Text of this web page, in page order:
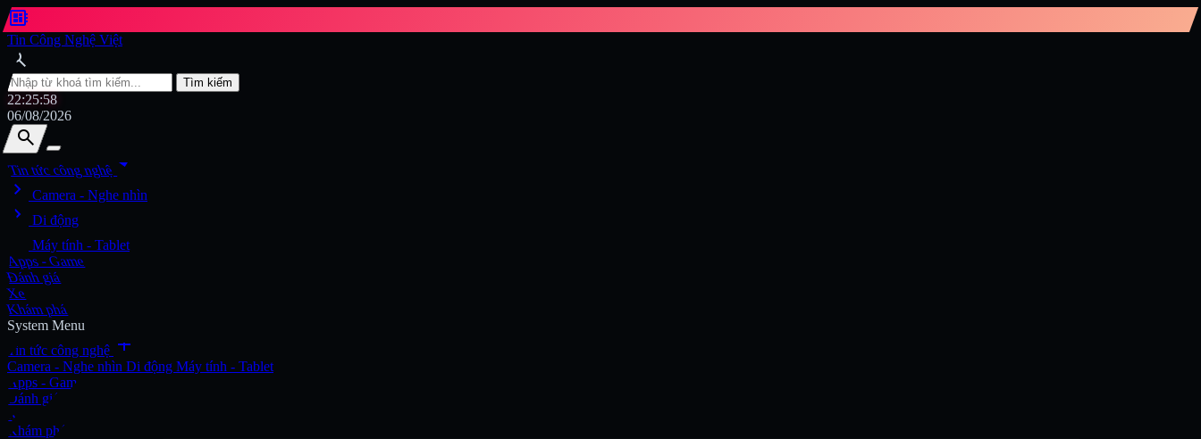
developer_board
Tin Công Nghệ Việt
search
Tìm kiếm
22:26:00
06/08/2026
search
search
Tin tức công nghệarrow_drop_down
chevron_right
Camera - Nghe nhìn
chevron_right Di động
Máy tính - Tablet
Apps - Game
Đánh giá
Xe
Khám phá
System Menu
Tin tức công nghệ add
Camera - Nghe nhìn Di động Máy tính - Tablet
Apps - Game
Đánh giá
Xe
Khám phá